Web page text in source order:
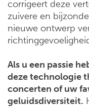
corrigeert deze
zuivere en
nieuwe ontwerp
Als u een passie
deze technologie
concerten of uw
geluidsdiversiteit.